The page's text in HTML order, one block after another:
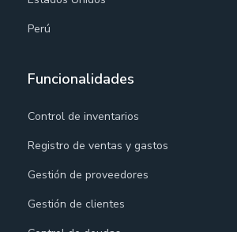
Perú
Funcionalidades
Control de inventarios
Registro de ventas y gastos
Gestión de proveedores
Gestión de clientes